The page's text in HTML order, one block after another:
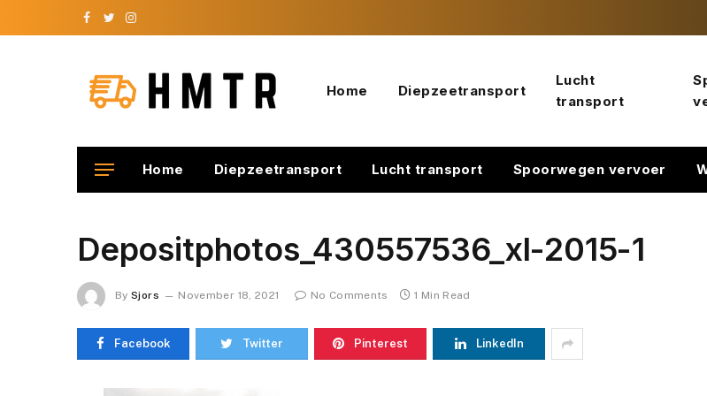
Facebook
TwitterInstagram
Home Diepzeetransport
Lucht
transport
Home Diepzeetransport Lucht transport Spoorwegen vervoer
Depositphotos_430557536_xl-2015-1
By Sjors November 18, 2021 No Comments 1 Min Read
Facebook Twitter Pinterest LinkedIn